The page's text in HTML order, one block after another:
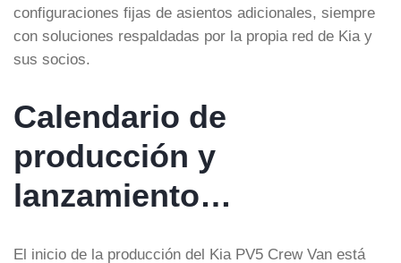
configuraciones fijas de asientos adicionales, siempre
con soluciones respaldadas por la propia red de Kia y
sus socios.
Calendario de
producción y
lanzamiento…
El inicio de la producción del Kia PV5 Crew Van está